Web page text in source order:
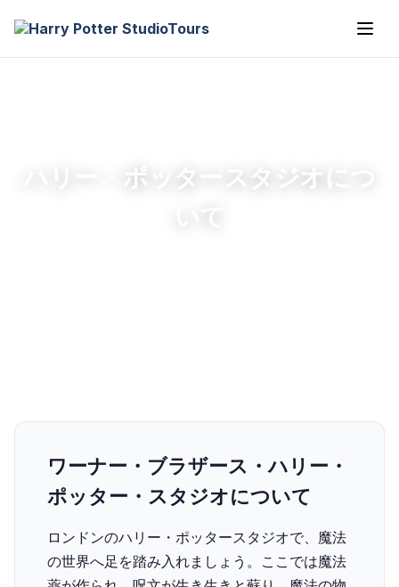
ハリー・ポッタースタジオにつ
ワーナー・ブラザース・ハリー・
ポッター・スタジオについて
ロンドンのハリー・ポッタースタジオで、魔法
の世界へ足を踏み入れましょう。ここでは魔法